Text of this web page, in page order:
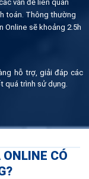
vấn đề liên quan
toán. Thông thường
Online sẽ khoảng 2.5h
hỗ trợ, giải đáp các
quá trình sử dụng.
CÓ